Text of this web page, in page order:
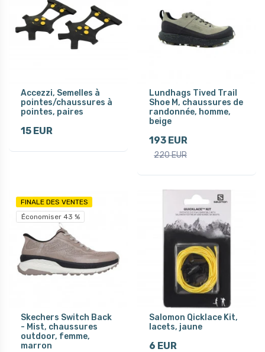
Accezzi, Semelles à
pointes/chaussures à
pointes, paires
15 EUR
Lundhags Tived Trail
Shoe M, chaussures de
randonnée, homme,
beige
193 EUR
220 EUR
FINALE DES VENTES
Économiser 43 %
Skechers Switch Back
- Mist, chaussures
outdoor, femme,
marron
Salomon Qicklace Kit,
lacets, jaune
6 EUR